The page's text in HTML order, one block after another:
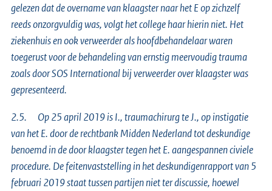
gelezen dat de overname van klaagster naar het E op zichzelf
reeds onzorgvuldig was, volgt het college haar hierin niet. Het
ziekenhuis en ook verweerder als hoofdbehandelaar waren
toegerust voor de behandeling van ernstig meervoudig trauma
zoals door SOS International bij verweerder over klaagster was
gepresenteerd.
2.5. Op 25 april 2019 is I., traumachirurg te J., op instigatie
van het E. door de rechtbank Midden Nederland tot deskundige
benoemd in de door klaagster tegen het E. aangespannen civiele
procedure. De feitenvaststelling in het deskundigenrapport van 5
februari 2019 staat tussen partijen niet ter discussie, hoewel